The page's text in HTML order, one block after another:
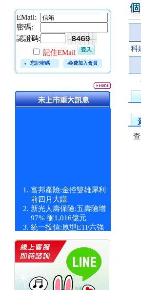
EMail:
密碼:
認證碼:
記住EMail
忘記密碼 免費加入會員
富邦產險:金控雙雄犀利
前四月大賺
新光人壽保險:五壽險增
97% 衝1,016億元
統一投信:原型ETF六強
漲逾九成
統一投信:主動式ETF溢
價 被盯上
新光人壽保險:新壽Q1外
價金將達996億
宇辰系統科技:宇辰業績
科